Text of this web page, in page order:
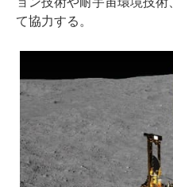
て協力する。